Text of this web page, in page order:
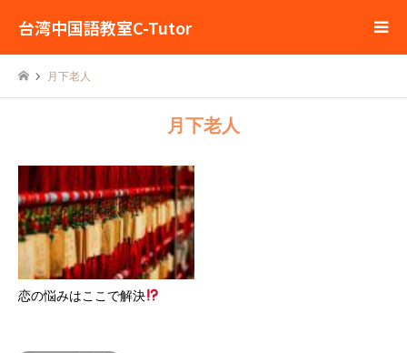
台湾中国語教室C-Tutor
月下老人
月下老人
恋の悩みはここで解決